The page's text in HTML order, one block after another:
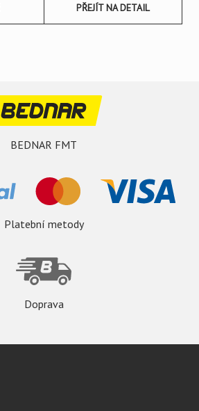
PŘEJÍT NA DETAIL
BEDNAR FMT
Platební metody
Doprava